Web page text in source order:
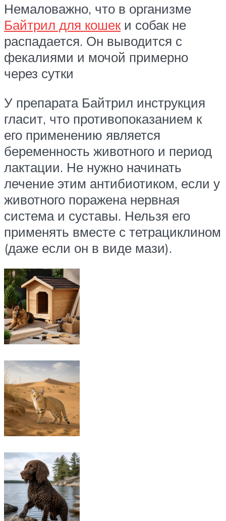
Немаловажно, что в организме
Байтрил для кошек и собак не
распадается. Он выводится с
фекалиями и мочой примерно
через сутки
У препарата Байтрил инструкция
гласит, что противопоказанием к
его применению является
беременность животного и период
лактации. Не нужно начинать
лечение этим антибиотиком, если у
животного поражена нервная
система и суставы. Нельзя его
применять вместе с тетрациклином
(даже если он в виде мази).